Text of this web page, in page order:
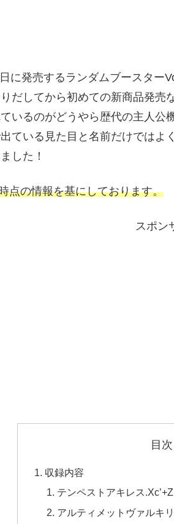
に発売するランダムブースター
だしてから初めての新商品発売
いるのがどうやら歴代の主人公
ている見た目と名前だけではよ
した！
点の情報を基にしております。
スポン
目次
収録内容
テンペストアキレス
アルティメットヴァルキ